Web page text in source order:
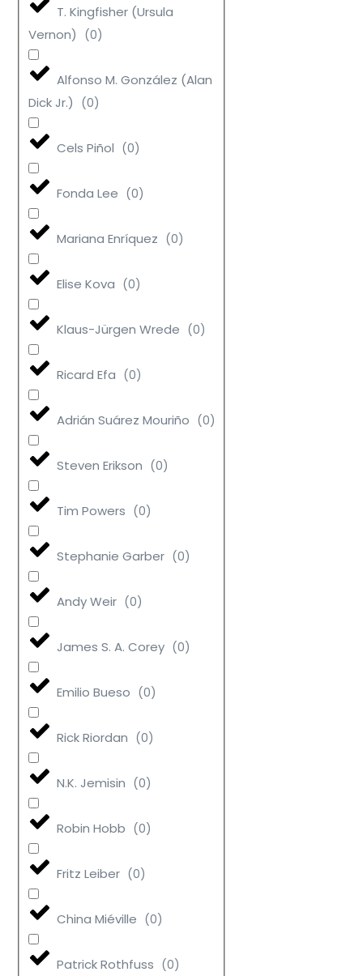
T. Kingfisher (Ursula
Vernon) (0)
Alfonso M. González (Alan
Dick Jr.) (0)
Cels Piñol (0)
Fonda Lee (0)
Mariana Enríquez (0)
Elise Kova (0)
Klaus-Jürgen Wrede (0)
Ricard Efa (0)
Adrián Suárez Mouriño (0)
Steven Erikson (0)
Tim Powers (0)
Stephanie Garber (0)
Andy Weir (0)
James S. A. Corey (0)
Emilio Bueso (0)
Rick Riordan (0)
N.K. Jemisin (0)
Robin Hobb (0)
Fritz Leiber (0)
China Miéville (0)
Patrick Rothfuss (0)